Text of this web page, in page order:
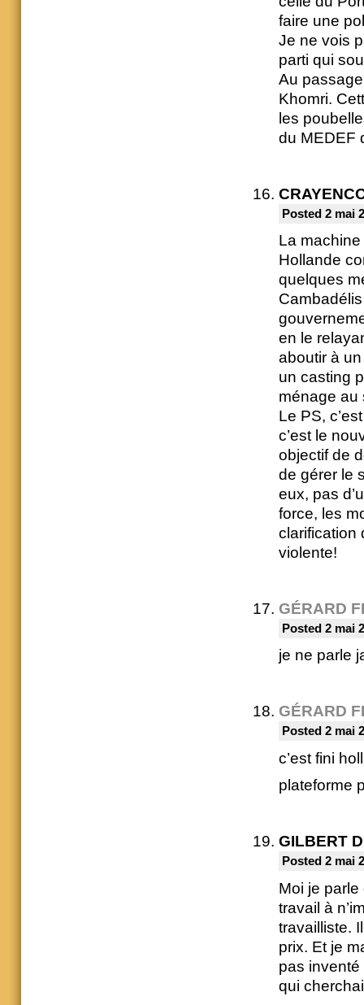
faire une
Je ne vois
parti qui
Au
Khomri.
les
du MEDEF
Posted 2 mai
La
Hollande
quelques
en le
aboutir à
un casting
ménage au
Le PS,
c’est le
objectif de
de gérer le
eux, pas
force, les
clarification
violente!
GÉRARD
Posted 2 mai
je ne parle
GÉRARD
Posted 2 mai
c’est fini
plateforme
GILBERT
Posted 2 mai
Moi je parle
travail à
travailliste.
prix. Et je
pas inventé
qui